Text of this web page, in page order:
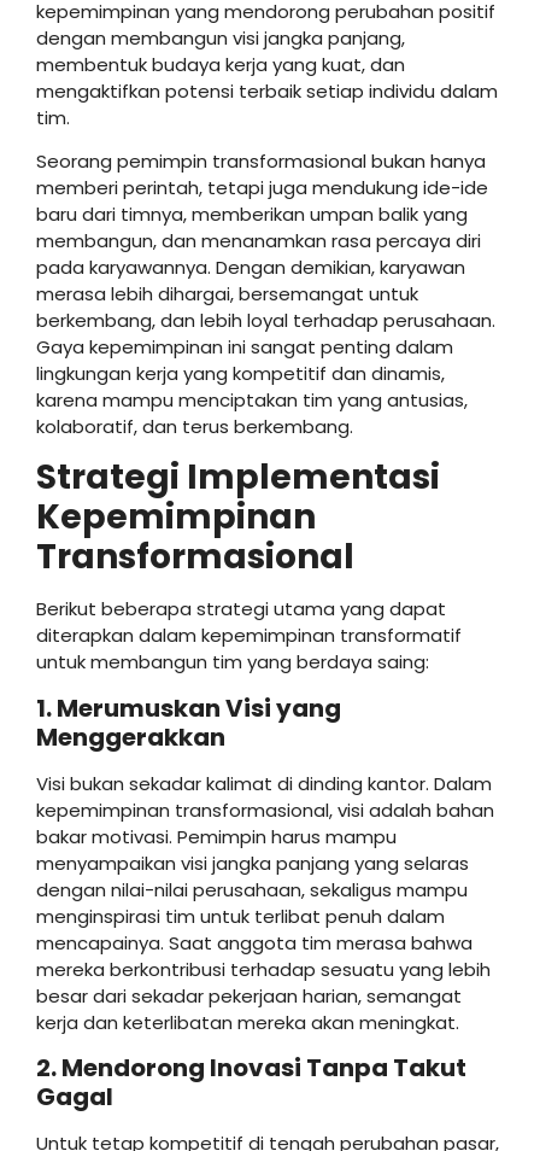
kepemimpinan yang mendorong perubahan positif
dengan membangun visi jangka panjang,
membentuk budaya kerja yang kuat, dan
mengaktifkan potensi terbaik setiap individu dalam
tim.
Seorang pemimpin transformasional bukan hanya
memberi perintah, tetapi juga mendukung ide-ide
baru dari timnya, memberikan umpan balik yang
membangun, dan menanamkan rasa percaya diri
pada karyawannya. Dengan demikian, karyawan
merasa lebih dihargai, bersemangat untuk
berkembang, dan lebih loyal terhadap perusahaan.
Gaya kepemimpinan ini sangat penting dalam
lingkungan kerja yang kompetitif dan dinamis,
karena mampu menciptakan tim yang antusias,
kolaboratif, dan terus berkembang.
Strategi Implementasi
Kepemimpinan
Transformasional
Berikut beberapa strategi utama yang dapat
diterapkan dalam kepemimpinan transformatif
untuk membangun tim yang berdaya saing:
1. Merumuskan Visi yang
Menggerakkan
Visi bukan sekadar kalimat di dinding kantor. Dalam
kepemimpinan transformasional, visi adalah bahan
bakar motivasi. Pemimpin harus mampu
menyampaikan visi jangka panjang yang selaras
dengan nilai-nilai perusahaan, sekaligus mampu
menginspirasi tim untuk terlibat penuh dalam
mencapainya. Saat anggota tim merasa bahwa
mereka berkontribusi terhadap sesuatu yang lebih
besar dari sekadar pekerjaan harian, semangat
kerja dan keterlibatan mereka akan meningkat.
2. Mendorong Inovasi Tanpa Takut
Gagal
Untuk tetap kompetitif di tengah perubahan pasar,